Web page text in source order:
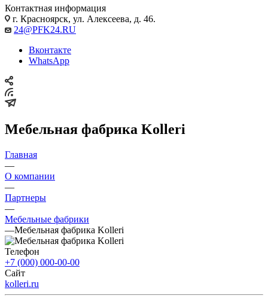
Контактная информация
г. Красноярск, ул. Алексеева, д. 46.
24@PFK24.RU
Вконтакте
WhatsApp
Мебельная фабрика Kolleri
Главная
—
О компании
—
Партнеры
—
Мебельные фабрики
—Мебельная фабрика Kolleri
Телефон
+7 (000) 000-00-00
Сайт
kоlleri.ru